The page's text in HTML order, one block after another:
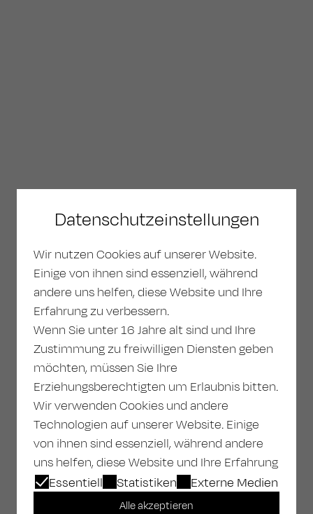
Datenschutzeinstellungen
Wir nutzen Cookies auf unserer Website.
Einige von ihnen sind essenziell, während
andere uns helfen, diese Website und Ihre
Erfahrung zu verbessern.
Wenn Sie unter 16 Jahre alt sind und Ihre
Zustimmung zu freiwilligen Diensten geben
möchten, müssen Sie Ihre
Erziehungsberechtigten um Erlaubnis bitten.
Wir verwenden Cookies und andere
Technologien auf unserer Website. Einige
von ihnen sind essenziell, während andere
uns helfen, diese Website und Ihre Erfahrung
zu verbessern. Personenbezogene Daten
können verarbeitet werden (z. B. IP-
Essentiell Statistiken Externe Medien
Alle akzeptieren